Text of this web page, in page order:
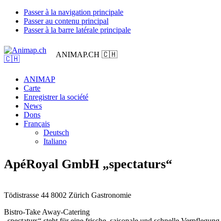
Passer à la navigation principale
Passer au contenu principal
Passer à la barre latérale principale
ANIMAP.CH 🇨🇭
ANIMAP
Carte
Enregistrer la société
News
Dons
Français
Deutsch
Italiano
ApéRoyal GmbH „spectaturs“
Tödistrasse 44 8002 Zürich Gastronomie
Bistro-Take Away-Catering